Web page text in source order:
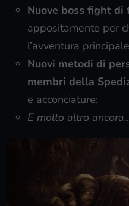
Nuove boss fight di
appositamente per
l’avventura
Nuovi metodi di
membri della
e acconciature;
E molto altro